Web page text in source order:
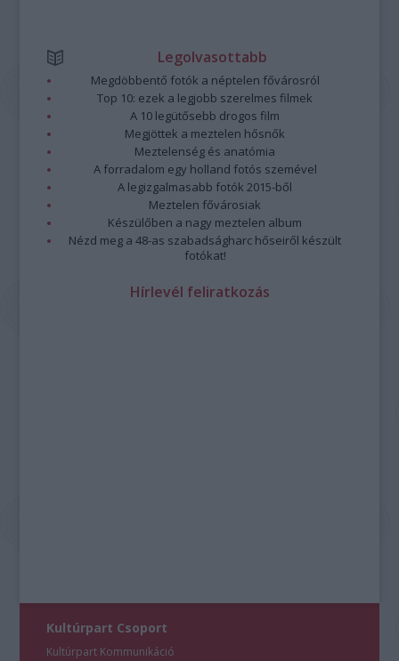
Legolvasottabb
Megdöbbentő fotók a néptelen fővárosról
Top 10: ezek a legjobb szerelmes filmek
A 10 legütősebb drogos film
Megjöttek a meztelen hősnők
Meztelenség és anatómia
A forradalom egy holland fotós szemével
A legizgalmasabb fotók 2015-ből
Meztelen fővárosiak
Készülőben a nagy meztelen album
Nézd meg a 48-as szabadságharc hőseiről készült
fotókat!
Hírlevél feliratkozás
Kultúrpart Csoport
Kultúrpart Kommunikáció